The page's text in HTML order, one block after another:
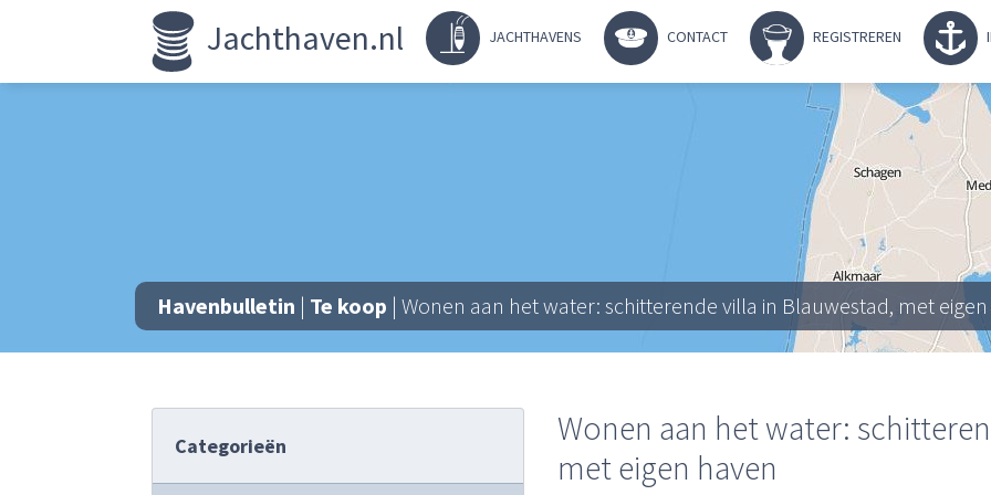
Jachthaven.nl JACHTHAVENS CONTACT REGISTREREN
Havenbulletin | Te koop | Wonen aan het water: schitterende villa in Blauwestad, met
Categorieën
Wonen aan het water:
met eigen haven